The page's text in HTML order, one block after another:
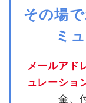
その場
ミ
メールアド
ュレーショ
金、